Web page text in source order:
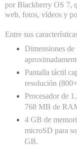
por Blackberry OS 7,
web, fotos, vídeos y
Entre sus
Dimensiones
Pantalla táctil
resolución
Procesador de
768 MB de
4 GB de
microSD para
GB.